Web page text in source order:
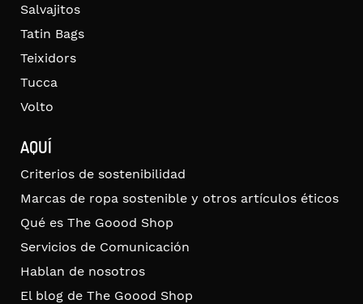
Salvajitos
Tatin Bags
Teixidors
Tucca
Volto
AQUÍ
Criterios de sostenibilidad
Marcas de ropa sostenible y otros artículos éticos
Qué es The Goood Shop
Servicios de Comunicación
Hablan de nosotros
El blog de The Goood Shop